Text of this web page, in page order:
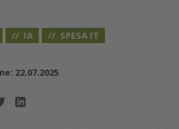
IA SPESA IT
22.07.2025